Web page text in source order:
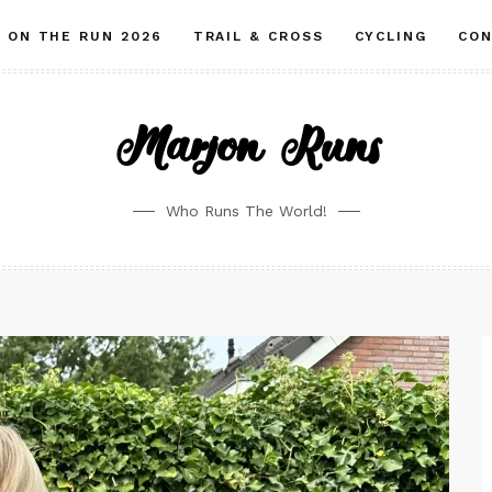
ON THE RUN 2026 TRAIL & CROSS CYCLING
Marjon Runs
Who Runs The World!